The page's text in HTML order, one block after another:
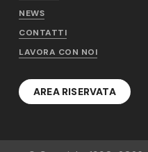
NEWS
CONTATTI
LAVORA CON NOI
AREA RISERVATA